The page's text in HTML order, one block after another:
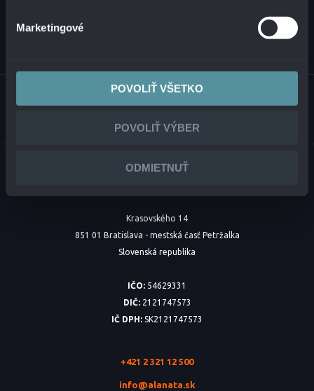
Marketingové
POVOLIŤ VŠETKO
POVOLIŤ VÝBER
ODMIETNUŤ
Krasovského 14
851 01 Bratislava - mestská časť Petržalka
Slovenská republika
IČO: 54629331
DIČ:2121747573
IČ DPH: SK2121747573
+421 2 321 12 500
info@alanata.sk